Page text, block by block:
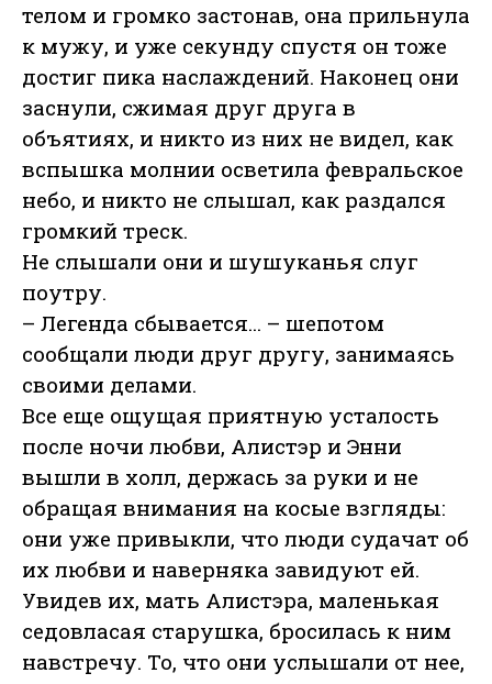
телом и громко застонав, она прильнула
к мужу, и уже секунду спустя он тоже
достиг пика наслаждений. Наконец они
заснули, сжимая друг друга в
объятиях, и никто из них не видел, как
вспышка молнии осветила февральское
небо, и никто не слышал, как раздался
громкий треск.
Не слышали они и шушуканья слуг
поутру.
– Легенда сбывается... – шепотом
сообщали люди друг другу, занимаясь
своими делами.
Все еще ощущая приятную усталость
после ночи любви, Алистэр и Энни
вышли в холл, держась за руки и не
обращая внимания на косые взгляды:
они уже привыкли, что люди судачат об
их любви и наверняка завидуют ей.
Увидев их, мать Алистэра, маленькая
седовласая старушка, бросилась к ним
навстречу. То, что они услышали от нее,